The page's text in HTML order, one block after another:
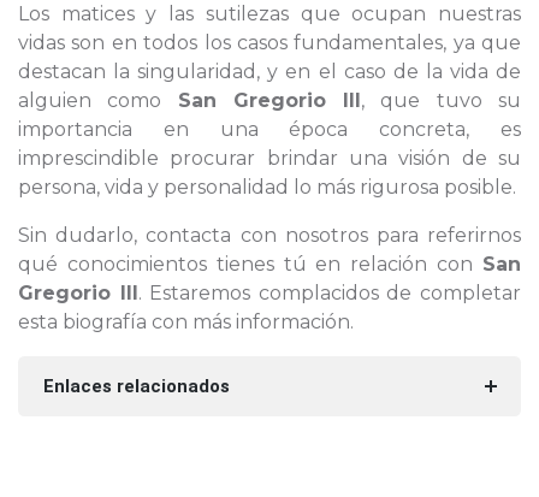
Los matices y las sutilezas que ocupan nuestras
vidas son en todos los casos fundamentales, ya que
destacan la singularidad, y en el caso de la vida de
alguien como San Gregorio III, que tuvo su
importancia en una época concreta, es
imprescindible procurar brindar una visión de su
persona, vida y personalidad lo más rigurosa posible.
Sin dudarlo, contacta con nosotros para referirnos
qué conocimientos tienes tú en relación con San
Gregorio III. Estaremos complacidos de completar
esta biografía con más información.
Enlaces relacionados